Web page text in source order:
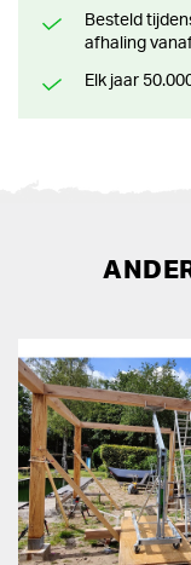
Besteld tijdens het weekend? Klaar voor levering of
afhaling
Elk jaar